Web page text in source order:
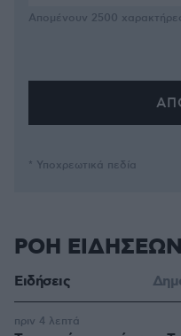
Απομένουν 2500
* Υποχρεωτικά πεδία
ΡΟΗ ΕΙΔΗΣΕΩΝ
Ειδήσεις
πριν 4 λεπτά